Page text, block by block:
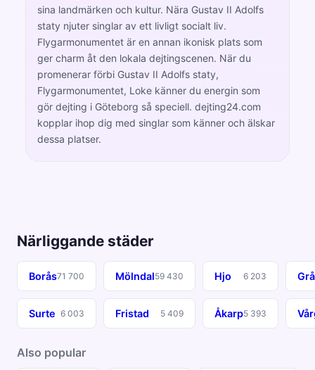
sina landmärken och kultur. Nära Gustav II Adolfs
staty njuter singlar av ett livligt socialt liv.
Flygarmonumentet är en annan ikonisk plats som
ger charm åt den lokala dejtingscenen. När du
promenerar förbi Gustav II Adolfs staty,
Flygarmonumentet, Loke känner du energin som
gör dejting i Göteborg så speciell. dejting24.com
kopplar ihop dig med singlar som känner och älskar
dessa platser.
Närliggande städer
Borås71 700 Mölndal59 430 Hjo 6 203
Surte 6 003 Fristad 5 409 Åkarp5 393
Also popular